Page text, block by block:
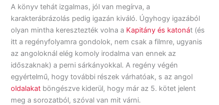
A könyv tehát izgalmas, jól van megírva, a
karakterábrázolás pedig igazán kiváló. Úgyhogy igazából
olyan mintha keresztezték volna a Kapitány és katonát (és
itt a regényfolyamra gondolok, nem csak a filmre, ugyanis
az angoloknál elég komoly irodalma van ennek az
időszaknak) a perni sárkányokkal. A regény végén
egyértelmű, hogy további részek várhatóak, s az angol
oldalakat böngészve kiderül, hogy már az 5. kötet jelent
meg a sorozatból, szóval van mit várni.